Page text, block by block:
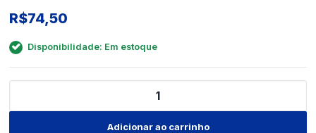
R$74,50
Disponibilidade: Em estoque
Raios
Adicionar ao carrinho